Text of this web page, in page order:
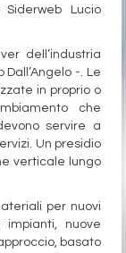
Lucio
dell’industria
-. Le
in proprio o
che
servire a
Un presidio
verticale lungo
per nuovi
nuove
basato